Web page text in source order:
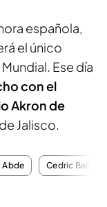
española,
el único
Ese día
con el
Akron de
Jalisco.
Abde Cedric